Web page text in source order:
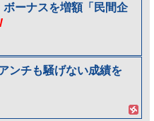
ボーナスを増額「民間企
ンチも騒げない成績を